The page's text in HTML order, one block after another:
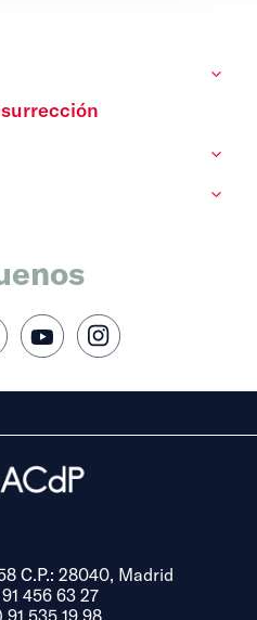
C.P.: 28040, Madrid
456 63 27
91 535 19 98